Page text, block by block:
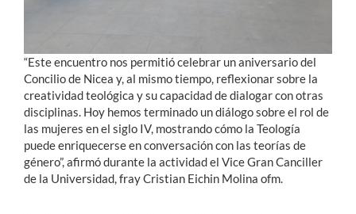
English
“Este encuentro nos permitió celebrar un aniversario del
Concilio de Nicea y, al mismo tiempo, reflexionar sobre la
creatividad teológica y su capacidad de dialogar con otras
disciplinas. Hoy hemos terminado un diálogo sobre el rol de
las mujeres en el siglo IV, mostrando cómo la Teología
puede enriquecerse en conversación con las teorías de
género”, afirmó durante la actividad el Vice Gran Canciller
de la Universidad, fray Cristian Eichin Molina ofm.